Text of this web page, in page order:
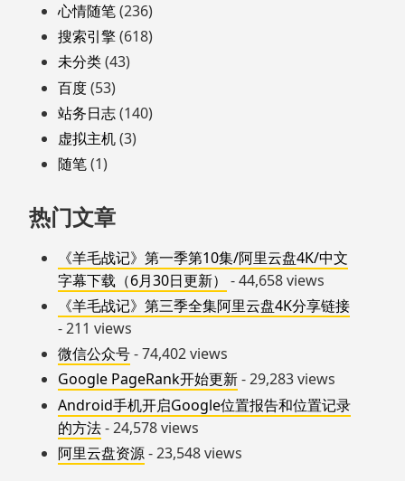
心情随笔(236)
搜索引擎(618)
未分类(43)
百度(53)
站务日志(140)
虚拟主机(3)
随笔(1)
热门文章
《羊毛战记》第一季第10集/阿里云盘4K/中文
字幕下载（6月30日更新）
- 44,658 views
《羊毛战记》第三季全集阿里云盘4K分享链接
- 211 views
微信公众号- 74,402 views
Google PageRank开始更新- 29,283 views
Android手机开启Google位置报告和位置记录
的方法- 24,578 views
阿里云盘资源- 23,548 views